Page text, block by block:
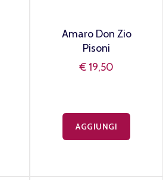
Amaro Don Zio
Pisoni